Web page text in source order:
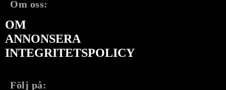
Om oss:
OM
ANNONSERA
INTEGRITETSPOLICY
Följ på: